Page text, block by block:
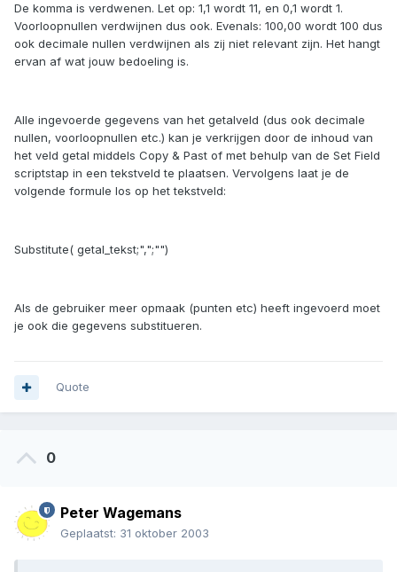
De komma is verdwenen. Let op: 1,1 wordt 11, en 0,1 wordt 1.
Voorloopnullen verdwijnen dus ook. Evenals: 100,00 wordt 100 dus
ook decimale nullen verdwijnen als zij niet relevant zijn. Het hangt
ervan af wat jouw bedoeling is.
Alle ingevoerde gegevens van het getalveld (dus ook decimale
nullen, voorloopnullen etc.) kan je verkrijgen door de inhoud van
het veld getal middels Copy & Past of met behulp van de Set Field
scriptstap in een tekstveld te plaatsen. Vervolgens laat je de
volgende formule los op het tekstveld:
Substitute( getal_tekst;",";"")
Als de gebruiker meer opmaak (punten etc) heeft ingevoerd moet
je ook die gegevens substitueren.
Quote
0
Peter Wagemans
Geplaatst: 31 oktober 2003